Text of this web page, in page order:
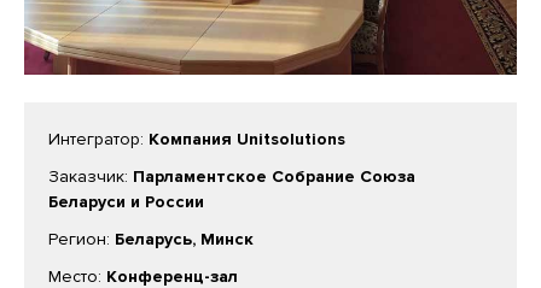
Интегратор: Компания Unitsolutions
Заказчик: Парламентское Собрание Союза
Беларуси и России
Регион: Беларусь, Минск
Место: Конференц-зал